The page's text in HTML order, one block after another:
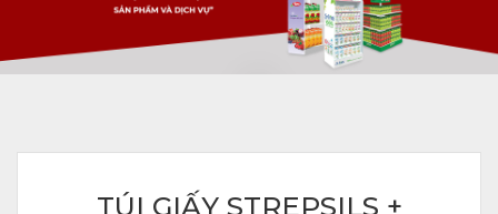
TÚI GIẤY STREPSILS +